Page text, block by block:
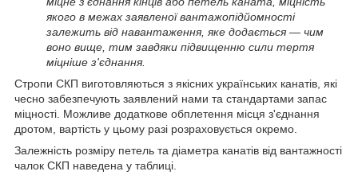
якого в межах заявленої вантажопідйомності
залежить від навантаження, яке додається — чим
воно вище, тим завдяки підвищенню сили тертя
міцніше з'єднання.
Стропи СКП виготовляються з якісних українських канатів, які
чесно забезпечують заявлений нами та стандартами запас
міцності. Можливе додаткове обплетення місця з'єднання
дротом, вартість у цьому разі розраховується окремо.
Залежність розміру петель та діаметра канатів від вантажності
чалок СКП наведена у таблиці.